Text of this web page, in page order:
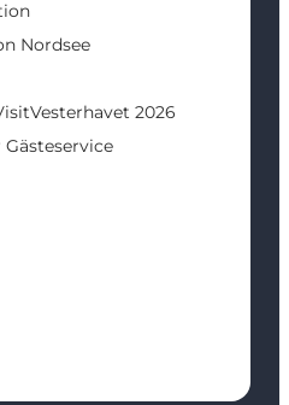
Nordsee
2026